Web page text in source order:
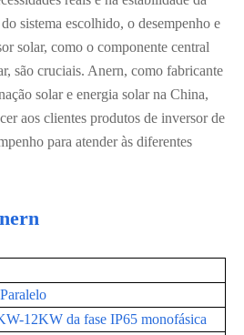
sistema escolhido, o desempenho e
solar, como o componente central
são cruciais. Anern, como fabricante
solar e energia solar na China,
aos clientes produtos de inversor de
para atender às diferentes
12KW da fase IP65 monofásica